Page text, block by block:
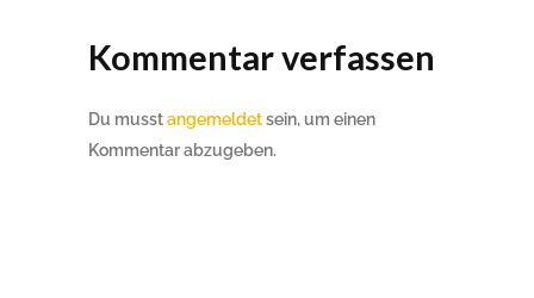
Kommentar verfassen
Du musstangemeldetsein, um einen
Kommentar abzugeben.